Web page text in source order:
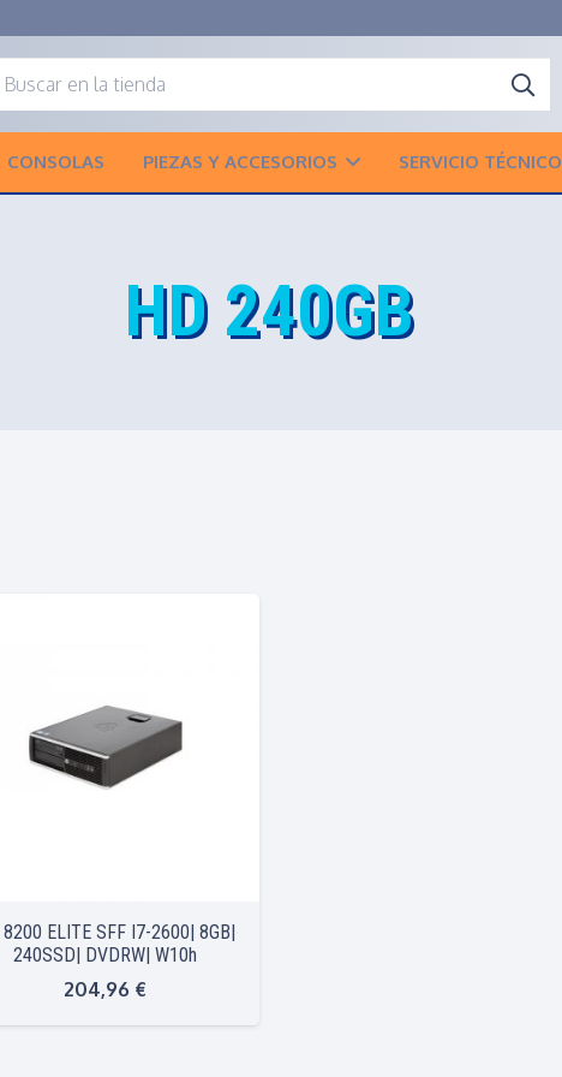
CONSOLAS PIEZAS Y ACCESORIOS SERVICIO TÉCNICO
HD 240GB
ELITE SFF I7-2600| 8GB|
240SSD| DVDRW| W10h
204,96 €